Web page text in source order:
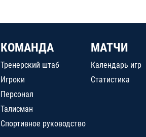
КОМАНДА
Тренерский штаб
Игроки
Персонал
Талисман
Спортивное руководство
МАТЧИ
Календарь игр
Статистика